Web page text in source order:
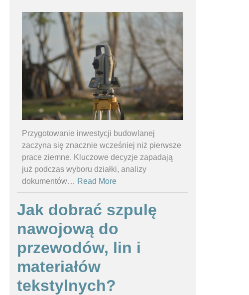
Przygotowanie inwestycji budowlanej
zaczyna się znacznie wcześniej niż pierwsze
prace ziemne. Kluczowe decyzje zapadają
już podczas wyboru działki, analizy
dokumentów… Read More
Jak dobrać szpulę
nawojową do
przewodów, lin i
materiałów
tekstylnych?